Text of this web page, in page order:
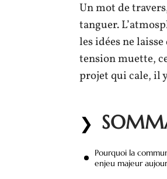
Un mot de
tanguer.
les idées ne
tension muette,
projet qui cale, il
Pourquoi la
enjeu majeur